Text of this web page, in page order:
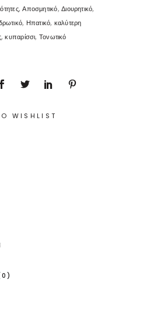
,Αποσμητικό,Διουρητικό,
, Ηπατικό, καλύτερη
,κυπαρίσσι, Τονωτικό
WISHLIST